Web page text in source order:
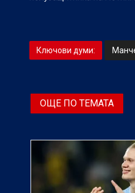
Ключови думи:
ОЩЕ ПО ТЕМАТА